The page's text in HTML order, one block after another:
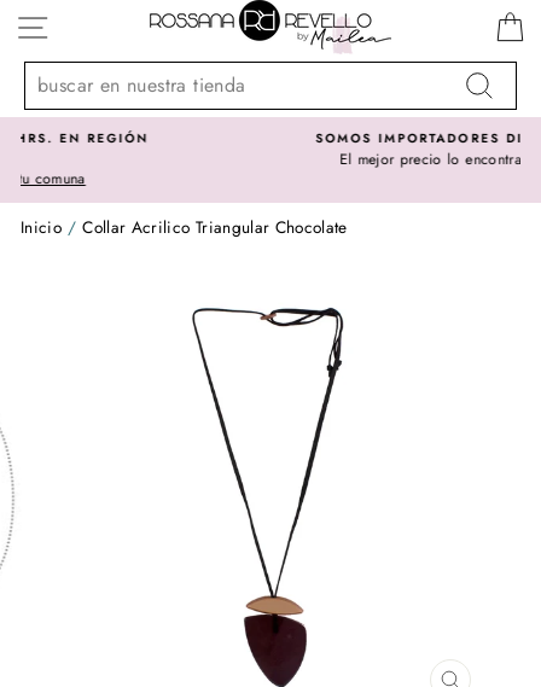
directamente
contenido
NAVEGACIÓN
Buscar
SOMOS IMPORTADORES DIRECTOS -
El mejor precio lo encontrarás acá
Inicio / Collar Acrilico Triangular Chocolate